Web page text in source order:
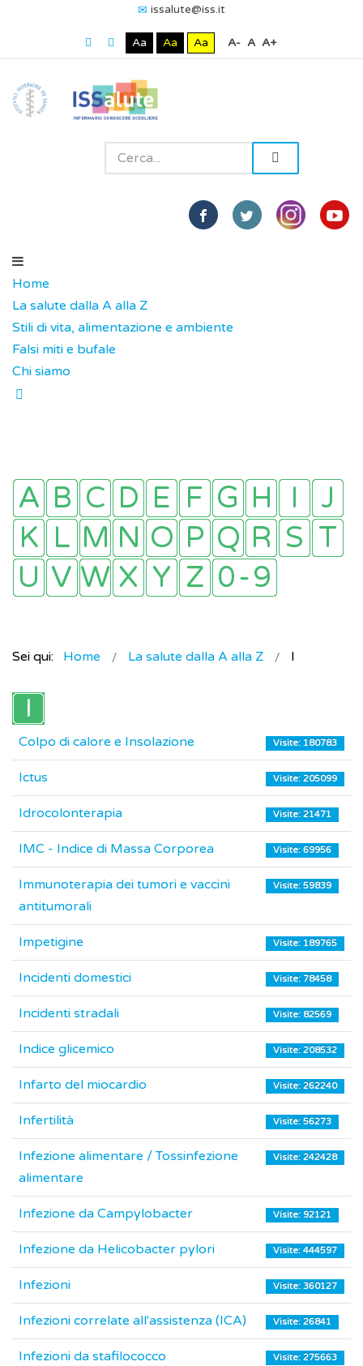
issalute@iss.it
Aa Aa Aa A- A A+
Home
La salute dalla A alla Z
Stili di vita, alimentazione e ambiente
Falsi miti e bufale
Chi siamo
Sei qui: Home La salute dalla A alla Z I
Colpo di calore e Insolazione Visite: 180783
Ictus Visite: 205099
Idrocolonterapia Visite: 21471
IMC - Indice di Massa Corporea Visite: 69956
Immunoterapia dei tumori e vaccini
antitumorali
Visite: 59839
Impetigine Visite: 189765
Incidenti domestici Visite: 78458
Incidenti stradali Visite: 82569
Indice glicemico Visite: 208532
Infarto del miocardio Visite: 262240
Infertilità Visite: 56273
Infezione alimentare / Tossinfezione
alimentare
Visite: 242428
Infezione da Campylobacter Visite: 92121
Infezione da Helicobacter pylori Visite: 444597
Infezioni Visite: 360127
Infezioni correlate all'assistenza (ICA) Visite: 26841
Infezioni da stafilococco Visite: 275663